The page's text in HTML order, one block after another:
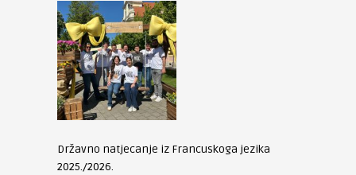
Državno natjecanje iz Francuskoga jezika
2025./2026.